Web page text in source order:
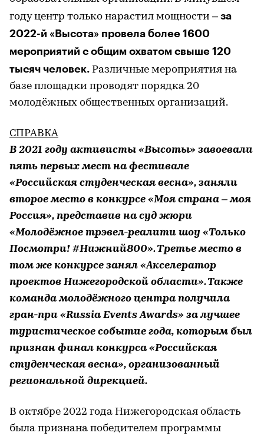
году центр только нарастил мощности – за
2022-й «Высота» провела более 1600
мероприятий с общим охватом свыше 120
тысяч человек. Различные мероприятия на
базе площадки проводят порядка 20
молодёжных общественных организаций.
СПРАВКА
В 2021 году активисты «Высоты» завоевали
пять первых мест на фестивале
«Российская студенческая весна», заняли
второе место в конкурсе «Моя страна – моя
Россия», представив на суд жюри
«Молодёжное трэвел-реалити шоу «Только
Посмотри! #Нижний800». Третье место в
том же конкурсе занял «Акселератор
проектов Нижегородской области». Также
команда молодёжного центра получила
гран-при «Russia Events Awards» за лучшее
туристическое событие года, которым был
признан финал конкурса «Российская
студенческая весна», организованный
региональной дирекцией.
В октябре 2022 года Нижегородская область
была признана победителем программы